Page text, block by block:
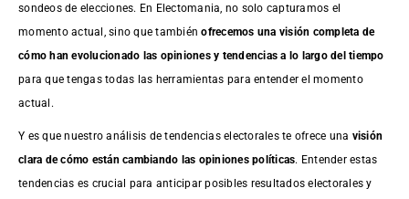
sondeos de elecciones. En Electomania, no solo capturamos el
momento actual, sino que tambiénofrecemos una visión completa de
cómo han evolucionado las opiniones y tendencias a lo largo del tiempo
para que tengas todas las herramientas para entender el momento
actual.
Y es que nuestro análisis de tendencias electorales te ofrece una visión
clara de cómo están cambiando las opiniones políticas. Entender estas
tendencias es crucial para anticipar posibles resultados electorales y